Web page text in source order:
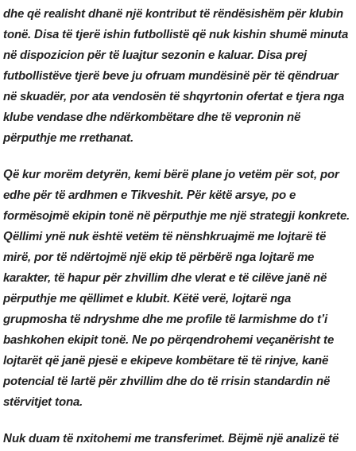
dhe që realisht dhanë një kontribut të rëndësishëm për klubin
tonë. Disa të tjerë ishin futbollistë që nuk kishin shumë minuta
në dispozicion për të luajtur sezonin e kaluar. Disa prej
futbollistëve tjerë beve ju ofruam mundësinë për të qëndruar
në skuadër, por ata vendosën të shqyrtonin ofertat e tjera nga
klube vendase dhe ndërkombëtare dhe të vepronin në
përputhje me rrethanat.
Që kur morëm detyrën, kemi bërë plane jo vetëm për sot, por
edhe për të ardhmen e Tikveshit. Për këtë arsye, po e
formësojmë ekipin tonë në përputhje me një strategji konkrete.
Qëllimi ynë nuk është vetëm të nënshkruajmë me lojtarë të
mirë, por të ndërtojmë një ekip të përbërë nga lojtarë me
karakter, të hapur për zhvillim dhe vlerat e të cilëve janë në
përputhje me qëllimet e klubit. Këtë verë, lojtarë nga
grupmosha të ndryshme dhe me profile të larmishme do t’i
bashkohen ekipit tonë. Ne po përqendrohemi veçanërisht te
lojtarët që janë pjesë e ekipeve kombëtare të të rinjve, kanë
potencial të lartë për zhvillim dhe do të rrisin standardin në
stërvitjet tona.
Nuk duam të nxitohemi me transferimet. Bëjmë një analizë të